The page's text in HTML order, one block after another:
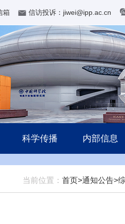
箱 信访投诉：jiwei@ipp.ac.cn
科学传播 内部信息
当前位置： 首页>通知公告>